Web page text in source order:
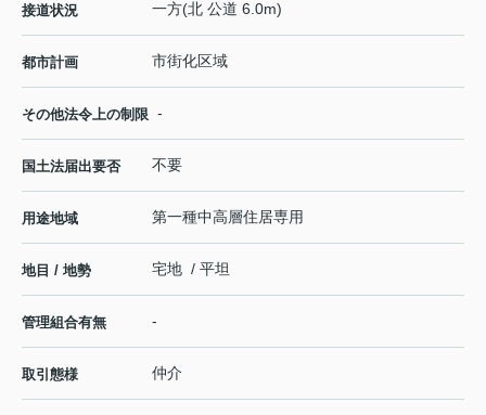
接道状況 一方(北 公道 6.0m)
都市計画 市街化区域
その他法令上の制限 -
国土法届出要否 不要
用途地域 第一種中高層住居専用
地目 / 地勢 宅地 / 平坦
管理組合有無 -
取引態様 仲介